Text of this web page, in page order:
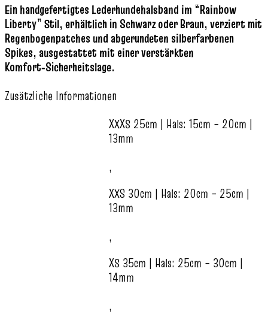
Ein handgefertigtes Lederhundehalsband im “Rainbow
Liberty” Stil, erhältlich in Schwarz oder Braun, verziert mit
Regenbogenpatches und abgerundeten silberfarbenen
Spikes, ausgestattet mit einer verstärkten
Komfort‑Sicherheitslage.
Zusätzliche Informationen
XXXS 25cm | Hals: 15cm – 20cm |
13mm
,
XXS 30cm | Hals: 20cm – 25cm |
13mm
,
XS 35cm | Hals: 25cm – 30cm |
14mm
,